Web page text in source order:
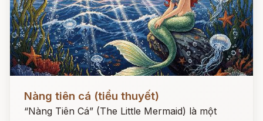
Nàng tiên cá (tiểu thuyết)
“Nàng Tiên Cá” (The Little Mermaid) là một